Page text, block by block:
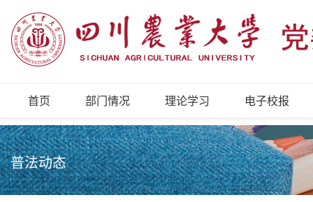
首页 部门情况 理论学习 电子校报
普法动态